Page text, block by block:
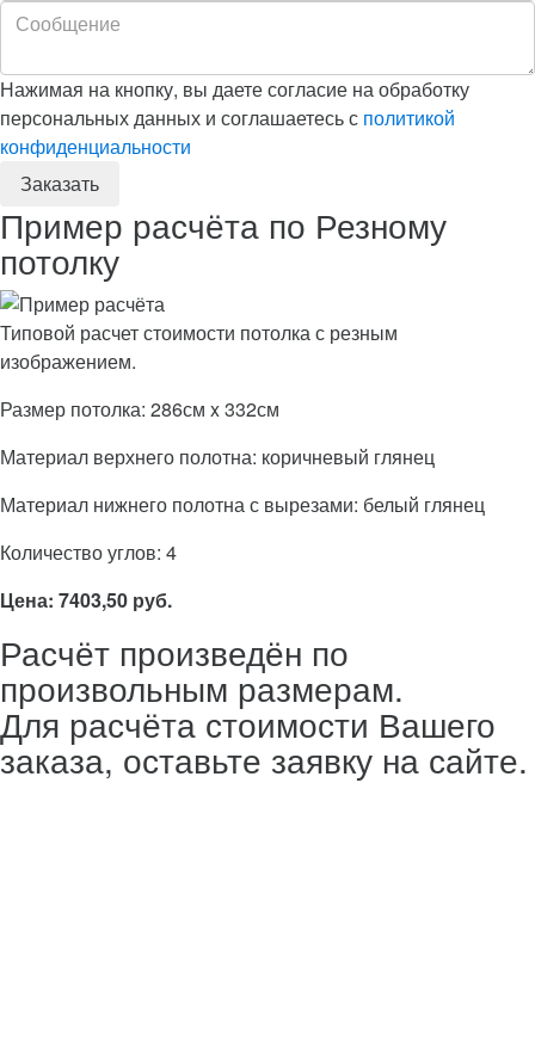
Нажимая на кнопку, вы даете согласие на обработку
персональных данных и соглашаетесь с политикой
конфиденциальности
Пример расчёта по Резному
потолку
Типовой расчет стоимости потолка с резным
изображением.
Размер потолка: 286см x 332см
Материал верхнего полотна: коричневый глянец
Материал нижнего полотна с вырезами: белый глянец
Количество углов: 4
Цена: 7403,50 руб.
Расчёт произведён по
произвольным размерам.
Для расчёта стоимости Вашего
заказа, оставьте заявку на сайте.